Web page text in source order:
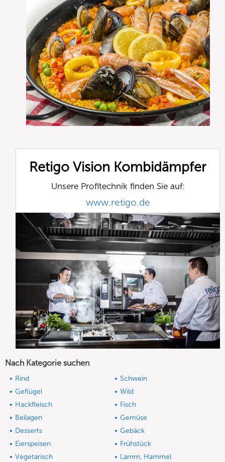
Retigo Vision Kombidämpfer
Unsere Profitechnik finden Sie auf:
www.retigo.de
Nach Kategorie suchen
Rind
Schwein
Geflügel
Wild
Hackfleisch
Fisch
Beilagen
Gemüse
Desserts
Gebäck
Eierspeisen
Frühstück
Vegetarisch
Lamm, Hammel